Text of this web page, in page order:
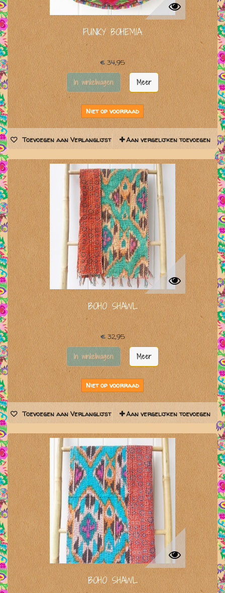
FUNKY BOHEMIA
€ 34,95
In winkelwagen Meer
Niet op voorraad
Toevoegen aan Verlanglijst Aan vergelijken toevoegen
BOHO SHAWL
€ 32,95
In winkelwagen Meer
Niet op voorraad
Toevoegen aan Verlanglijst Aan vergelijken toevoegen
BOHO SHAWL